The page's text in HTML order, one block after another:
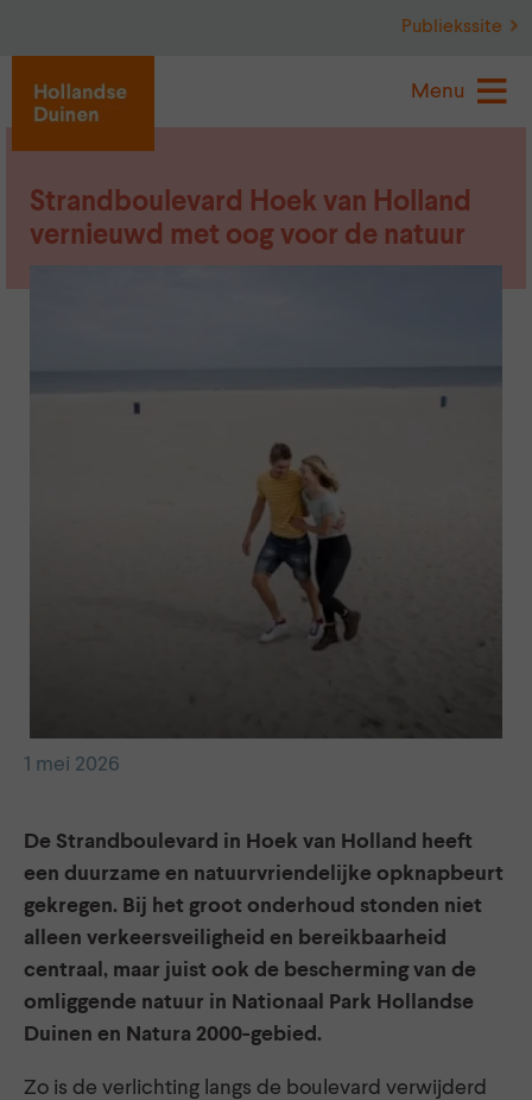
Publiekssite
Menu
Strandboulevard Hoek van Holland
vernieuwd met oog voor de natuur
1 mei 2026
De Strandboulevard in Hoek van Holland heeft
een duurzame en natuurvriendelijke opknapbeurt
gekregen. Bij het groot onderhoud stonden niet
alleen verkeersveiligheid en bereikbaarheid
centraal, maar juist ook de bescherming van de
omliggende natuur in Nationaal Park Hollandse
Duinen en Natura 2000-gebied.
Zo is de verlichting langs de boulevard verwijderd